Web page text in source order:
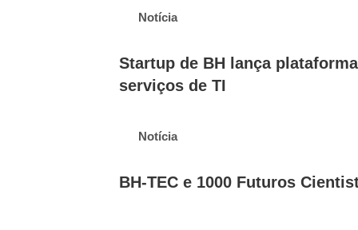
Notícia
Startup de BH lança
serviços de TI
Notícia
BH-TEC e 1000 Futuros